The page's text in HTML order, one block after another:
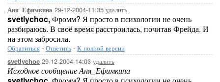
Аня_Ефимкина 29-12-2004-11:35 удалить
svetlychoc,Фромм? Я просто в психологии не очень
разбираюсь. В своё время расстроилась, почитав Фрейда. И
на этом забросила.
Обратиться - Ответить - К полной версии
svetlychoc 29-12-2004-14:03 удалить
Исходное сообщение Аня_Ефимкина